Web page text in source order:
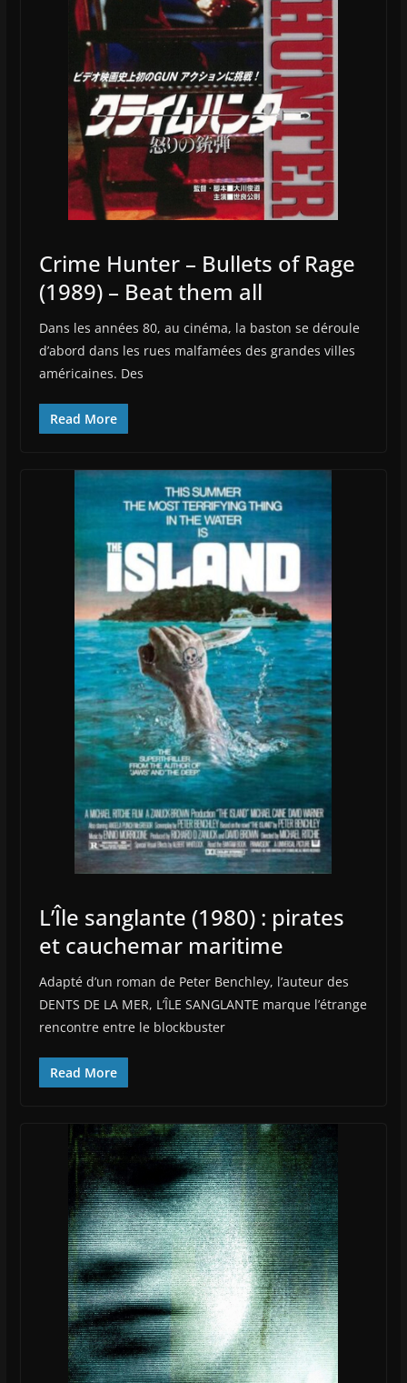
Crime Hunter – Bullets of Rage
(1989) – Beat them all
Dans les années 80, au cinéma, la baston se déroule
d’abord dans les rues malfamées des grandes villes
américaines. Des
Read More
L’Île sanglante (1980) : pirates
et cauchemar maritime
Adapté d’un roman de Peter Benchley, l’auteur des
DENTS DE LA MER, L’ÎLE SANGLANTE marque l’étrange
rencontre entre le blockbuster
Read More